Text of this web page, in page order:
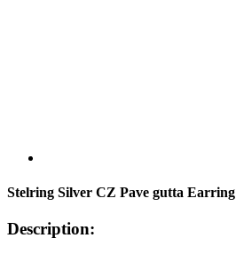
Stelring Silver CZ Pave gutta Earring
Description: